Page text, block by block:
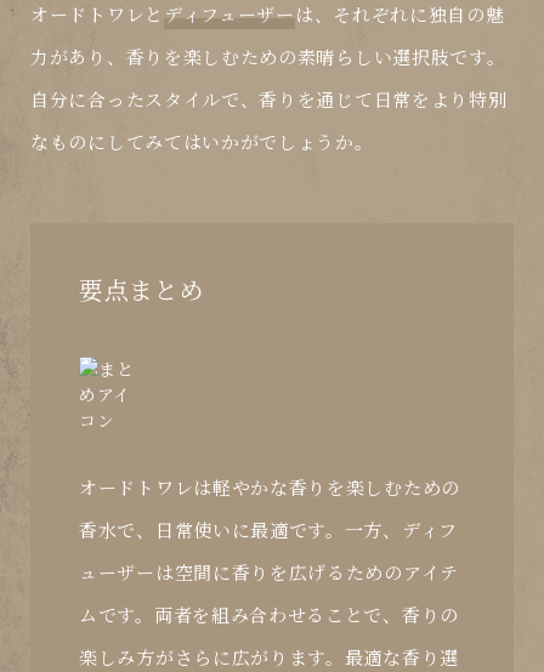
オードトワレと ディフューザーは、それぞれに独自の魅
力があり、香りを楽しむための素晴らしい選択肢です。
自分に合ったスタイルで、香りを通じて日常をより特別
なものにしてみてはいかがでしょうか。
要点まとめ
オードトワレは軽やかな香りを楽しむための
香水で、日常使いに最適です。一方、ディフ
ューザーは空間に香りを広げるためのアイテ
ムです。両者を組み合わせることで、香りの
楽しみ方がさらに広がります。最適な香り選